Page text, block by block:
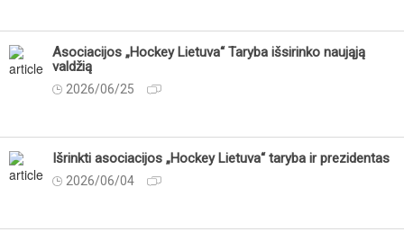
Asociacijos „Hockey Lietuva“ Taryba išsirinko naująją
valdžią
2026/06/25
Išrinkti asociacijos „Hockey Lietuva“ taryba ir prezidentas
2026/06/04